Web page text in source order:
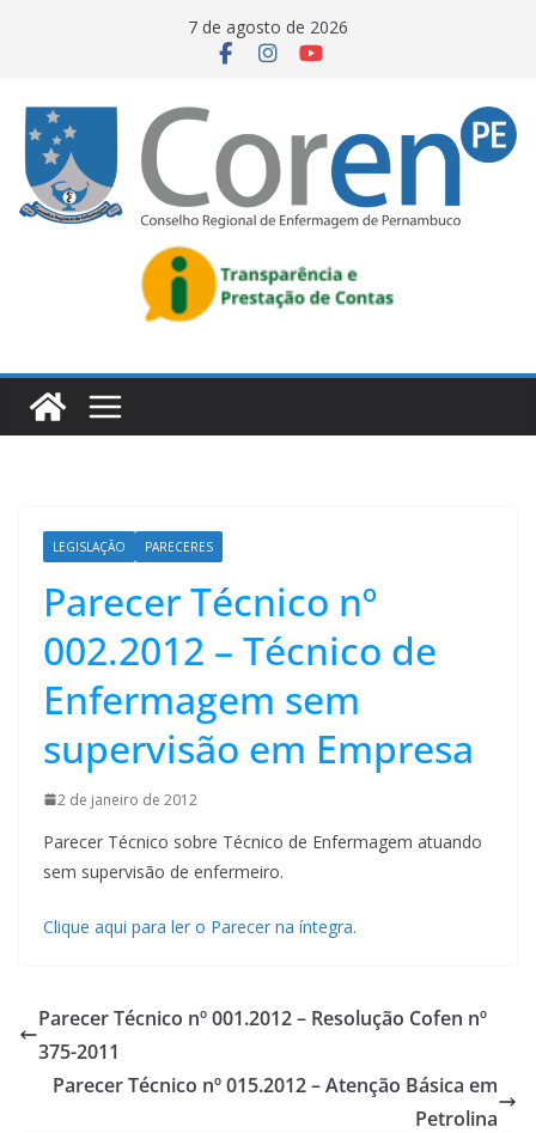
7 de agosto de 2026
LEGISLAÇÃO PARECERES
Parecer Técnico nº
002.2012 – Técnico de
Enfermagem sem
supervisão em Empresa
2 de janeiro de 2012
Parecer Técnico sobre Técnico de Enfermagem atuando
sem supervisão de enfermeiro.
Clique aqui para ler o Parecer na íntegra.
Parecer Técnico nº 001.2012 – Resolução Cofen nº
375-2011
Parecer Técnico nº 015.2012 – Atenção Básica em
Petrolina